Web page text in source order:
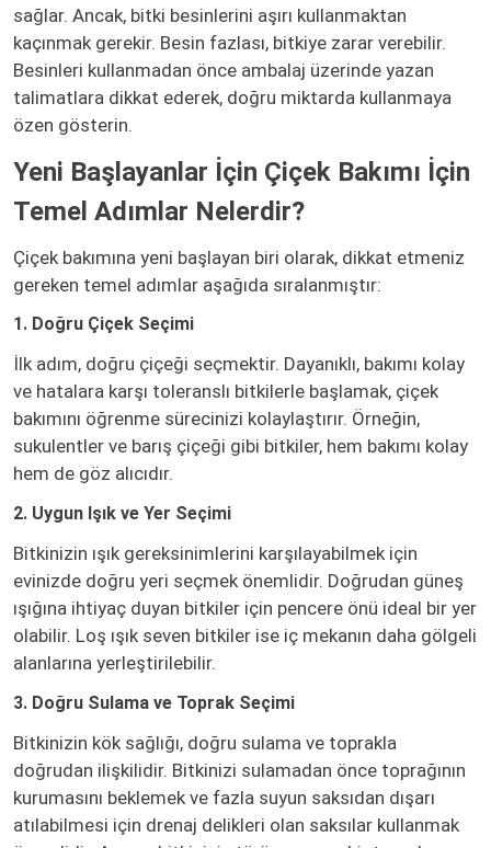
sağlar. Ancak, bitki besinlerini aşırı kullanmaktan
kaçınmak gerekir. Besin fazlası, bitkiye zarar verebilir.
Besinleri kullanmadan önce ambalaj üzerinde yazan
talimatlara dikkat ederek, doğru miktarda kullanmaya
özen gösterin.
Yeni Başlayanlar İçin Çiçek Bakımı İçin
Temel Adımlar Nelerdir?
Çiçek bakımına yeni başlayan biri olarak, dikkat etmeniz
gereken temel adımlar aşağıda sıralanmıştır:
1. Doğru Çiçek Seçimi
İlk adım, doğru çiçeği seçmektir. Dayanıklı, bakımı kolay
ve hatalara karşı toleranslı bitkilerle başlamak, çiçek
bakımını öğrenme sürecinizi kolaylaştırır. Örneğin,
sukulentler ve barış çiçeği gibi bitkiler, hem bakımı kolay
hem de göz alıcıdır.
2. Uygun Işık ve Yer Seçimi
Bitkinizin ışık gereksinimlerini karşılayabilmek için
evinizde doğru yeri seçmek önemlidir. Doğrudan güneş
ışığına ihtiyaç duyan bitkiler için pencere önü ideal bir yer
olabilir. Loş ışık seven bitkiler ise iç mekanın daha gölgeli
alanlarına yerleştirilebilir.
3. Doğru Sulama ve Toprak Seçimi
Bitkinizin kök sağlığı, doğru sulama ve toprakla
doğrudan ilişkilidir. Bitkinizi sulamadan önce toprağının
kurumasını beklemek ve fazla suyun saksıdan dışarı
atılabilmesi için drenaj delikleri olan saksılar kullanmak